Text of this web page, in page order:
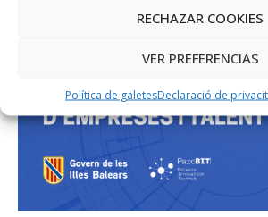
RECHAZAR COOKIES
VER PREFERENCIAS
Política de galetesDeclaració de